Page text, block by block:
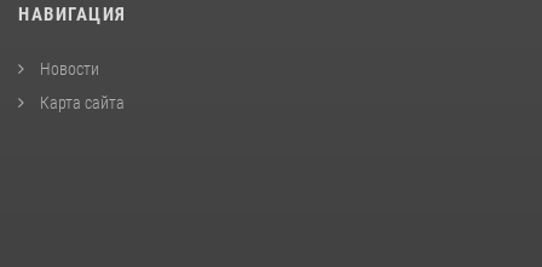
НАВИГАЦИЯ
Новости
Карта сайта